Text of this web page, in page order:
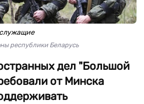
республики Беларусь
дел "Большой
от Минска